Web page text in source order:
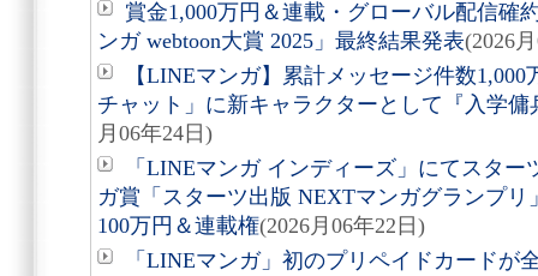
賞金1,000万円＆連載・グローバル配信確
ンガ webtoon大賞 2025」最終結果発表(2026
【LINEマンガ】累計メッセージ件数
チャット」に新キャラクターとして『入学
月06年24日)
「LINEマンガ インディーズ」にてスタ
ガ賞「スターツ出版 NEXTマンガグランプ
100万円＆連載権(2026月06年22日)
「LINEマンガ」初のプリペイドカードが